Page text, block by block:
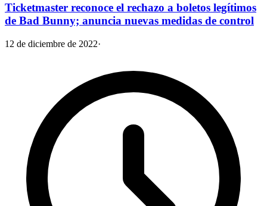
Ticketmaster reconoce el rechazo a boletos legítimos
de Bad Bunny; anuncia nuevas medidas de control
12 de diciembre de 2022·